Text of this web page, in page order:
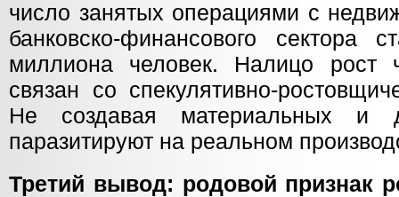
число занятых операциями с
банковско-финансового
миллиона человек. Налицо рост
связан со спекулятивно-
Не создавая материальных и
паразитируют на реальном
Третий вывод: родовой признак